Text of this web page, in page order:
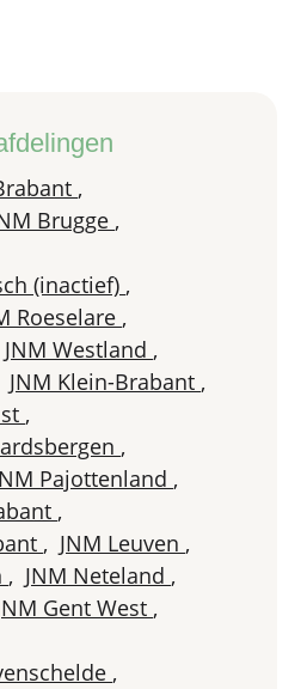
,
Brugge ,
(inactief) ,
Roeselare ,
JNM Westland ,
JNM Klein-Brabant ,
,
,
Pajottenland ,
,
, JNM Leuven ,
, JNM Neteland ,
Gent West ,
,